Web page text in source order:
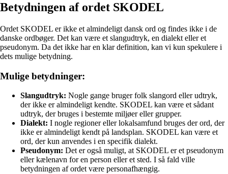
Betydningen af ordet SKODEL
Ordet SKODEL er ikke et almindeligt dansk ord og findes ikke i de
danske ordbøger. Det kan være et slangudtryk, en dialekt eller et
pseudonym. Da det ikke har en klar definition, kan vi kun spekulere i
dets mulige betydning.
Mulige betydninger:
Slangudtryk: Nogle gange bruger folk slangord eller udtryk,
der ikke er almindeligt kendte. SKODEL kan være et sådant
udtryk, der bruges i bestemte miljøer eller grupper.
Dialekt: I nogle regioner eller lokalsamfund bruges der ord, der
ikke er almindeligt kendt på landsplan. SKODEL kan være et
ord, der kun anvendes i en specifik dialekt.
Pseudonym: Det er også muligt, at SKODEL er et pseudonym
eller kælenavn for en person eller et sted. I så fald ville
betydningen af ordet være personafhængig.